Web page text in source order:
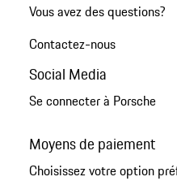
Vous avez des questions?
Contactez-nous
Social Media
Se connecter à Porsche
Moyens de paiement
Choisissez votre option